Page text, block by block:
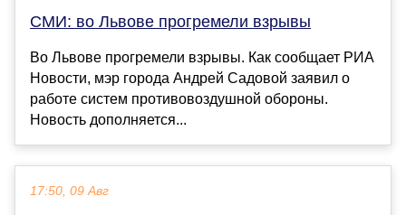
СМИ: во Львове прогремели взрывы
Во Львове прогремели взрывы. Как сообщает РИА
Новости, мэр города Андрей Садовой заявил о
работе систем противовоздушной обороны.
Новость дополняется...
17:50, 09 Авг